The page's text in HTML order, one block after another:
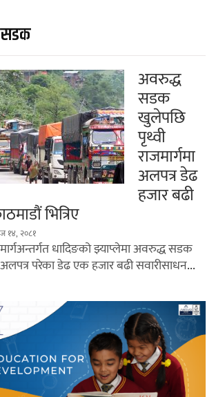
अवरुद्ध
सडक
खुलेपछि
पृथ्वी
राजमार्गमा
अलपत्र डेढ
हजार बढी
भित्रिए
१४, २०८१
धादिङको झ्याप्लेमा अवरुद्ध सडक
परेका डेढ एक हजार बढी सवारीसाधन...